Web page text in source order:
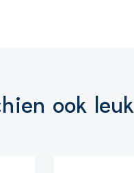
ook leuk